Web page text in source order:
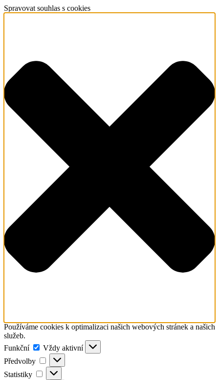
Spravovat souhlas s cookies
Používáme cookies k optimalizaci našich webových stránek a našich
služeb.
Funkční
Funkční
Vždy aktivní
Předvolby
Předvolby
Statistiky Statistiky